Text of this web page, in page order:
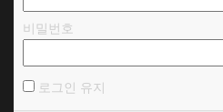
FAQ
LOCATION
비밀번호
로그인 유지